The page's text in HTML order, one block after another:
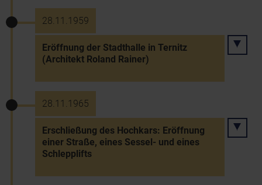
28.11.1959
Eröffnung der Stadthalle in Ternitz
(Architekt Roland Rainer)
28.11.1965
Erschließung des Hochkars: Eröffnung
einer Straße, eines Sessel- und eines
Schlepplifts